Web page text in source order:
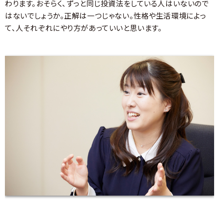
わります。おそらく、ずっと同じ投資法をしている人はいないので
はないでしょうか。正解は一つじゃない。性格や生活環境によっ
て、人それぞれにやり方があっていいと思います。